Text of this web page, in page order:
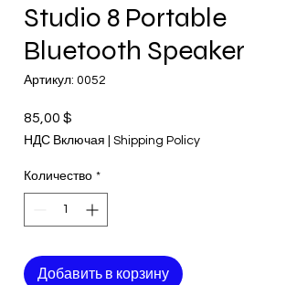
Studio 8 Portable
Bluetooth Speaker
Артикул: 0052
85,00 $
НДС Включая Shipping Policy
Количество *
Добавить в корзину